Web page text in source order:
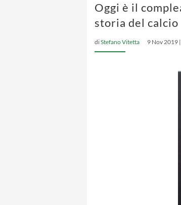
Oggi è il
storia del calcio
diStefano Vitetta 9 Nov 2019